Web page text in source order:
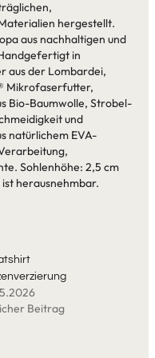
hergestellt.
aus nachhaltigen und
in
aus der Lombardei,
Mikrofaserfutter,
Bio-Baumwolle, Strobel-
und
natürlichem EVA-
Sohlenhöhe: 2,5 cm
herausnehmbar.
Beitrag